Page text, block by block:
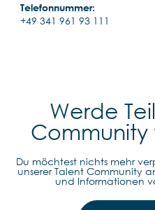
Telefonnummer:
+49 341 961 93 111
Werde
Community
Du möchtest nichts mehr
unserer Talent Community
und Informationen